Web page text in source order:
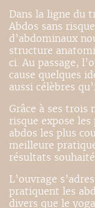
Dans la ligne du
Abdos sans
d’abdominaux
structure
ci. Au passage,
cause quelques
aussi célèbres
Grâce à ses trois
risque expose
abdos les plus
meilleure
résultats
L’ouvrage
pratiquent les
divers que le